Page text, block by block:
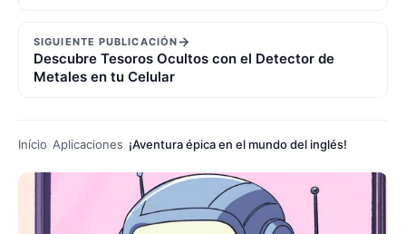
SIGUIENTE PUBLICACIÓN→
Descubre Tesoros Ocultos con el Detector de
Metales en tu Celular
Início Aplicaciones ¡Aventura épica en el mundo del inglés!